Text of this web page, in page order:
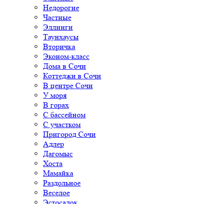
Недорогие
Частные
Эллинги
Таунхаусы
Вторичка
Эконом-класс
Дома в Сочи
Коттеджи в Сочи
В центре Сочи
У моря
В горах
С бассейном
С участком
Пригород Сочи
Адлер
Дагомыс
Хоста
Мамайка
Раздольное
Веселое